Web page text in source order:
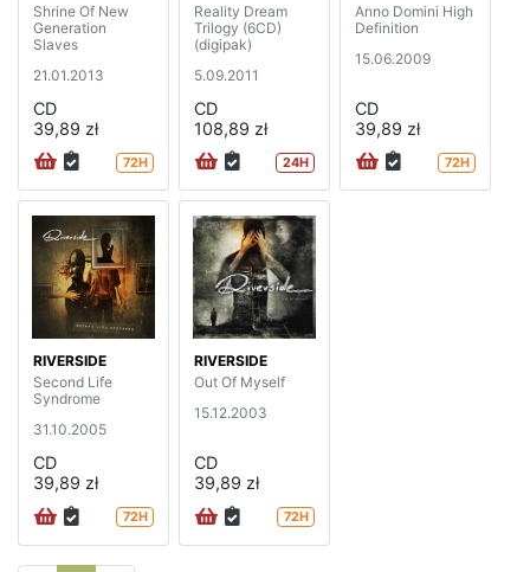
Shrine Of New
Generation
Slaves
21.01.2013
CD
39,89 zł
72H
Reality Dream
Trilogy (6CD)
(digipak)
5.09.2011
CD
108,89 zł
24H
Anno Domini High
Definition
15.06.2009
CD
39,89 zł
72H
RIVERSIDE
Second Life
Syndrome
31.10.2005
CD
39,89 zł
72H
RIVERSIDE
Out Of Myself
15.12.2003
CD
39,89 zł
72H